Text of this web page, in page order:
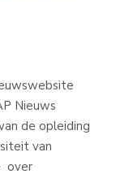
Nieuws
de opleiding
van
over